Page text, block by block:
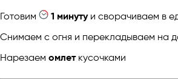
Готовим
1 минутуи сворачиваем в
Снимаем с огня и перекладываем на
Нарезаем омлеткусочками